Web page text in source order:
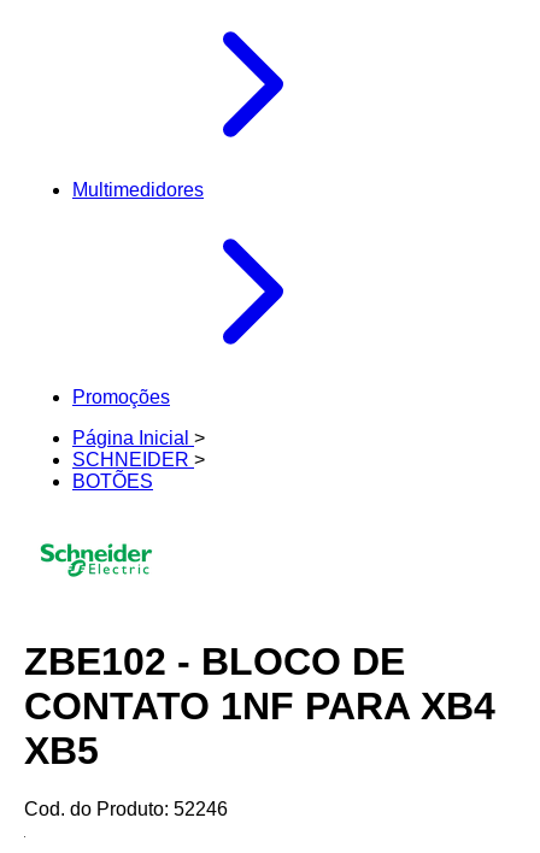
Multimedidores
Promoções
Página Inicial >
SCHNEIDER >
BOTÕES
ZBE102 - BLOCO DE
CONTATO 1NF PARA XB4
XB5
Cod. do Produto: 52246